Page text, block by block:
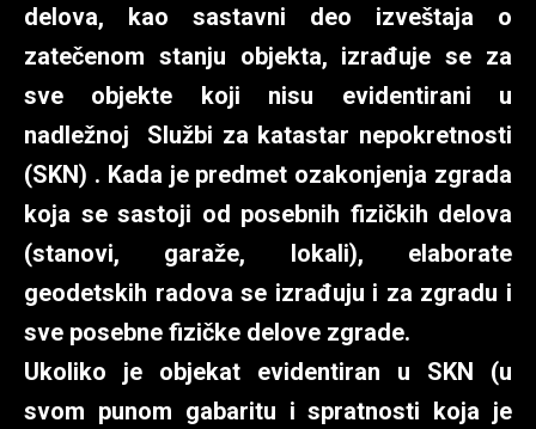
delova, kao sastavni deo izveštaja o
zatečenom stanju objekta, izrađuje se za
sve objekte koji nisu evidentirani u
nadležnoj Službi za katastar nepokretnosti
(SKN) . Kada je predmet ozakonjenja zgrada
koja se sastoji od posebnih fizičkih delova
(stanovi, garaže, lokali), elaborate
geodetskih radova se izrađuju i za zgradu i
sve posebne fizičke delove zgrade.
Ukoliko je objekat evidentiran u SKN (u
svom punom gabaritu i spratnosti koja je